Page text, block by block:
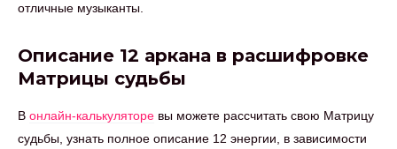
отличные музыканты.
Описание 12 аркана в расшифровке
Матрицы судьбы
В онлайн-калькуляторе вы можете рассчитать свою Матрицу
судьбы, узнать полное описание 12 энергии, в зависимости